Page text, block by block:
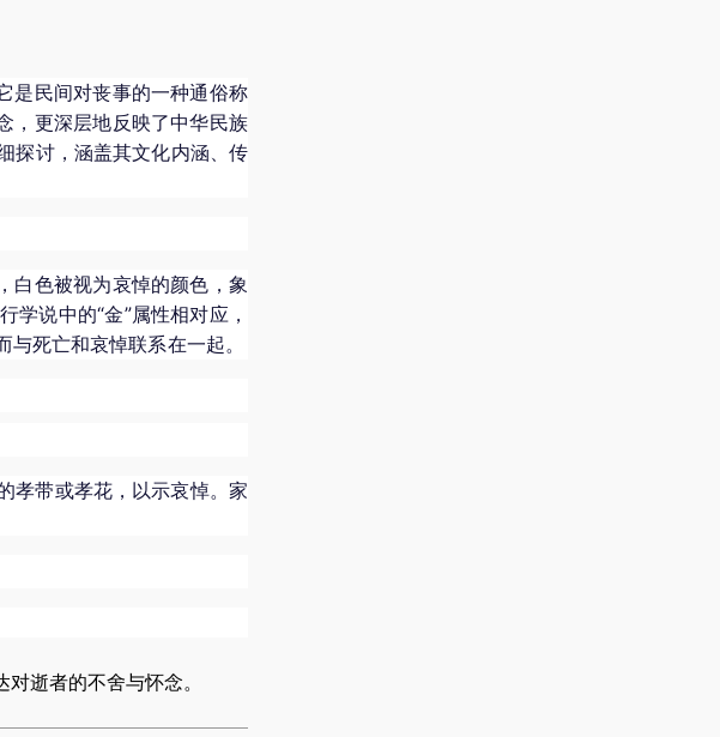
是民间对丧事的一种通俗称
，更深层地反映了中华民族
探讨，涵盖其文化内涵、传
白色被视为哀悼的颜色，象
说中的“金”属性相对应，
死亡和哀悼联系在一起。
孝带或孝花，以示哀悼。家
逝者的不舍与怀念。